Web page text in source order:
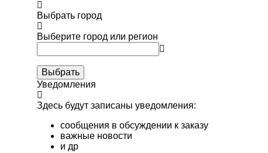
Выбрать город
Выберите город или регион
Выбрать
Уведомления
Здесь будут записаны уведомления:
сообщения в обсуждении к заказу
важные новости
и др